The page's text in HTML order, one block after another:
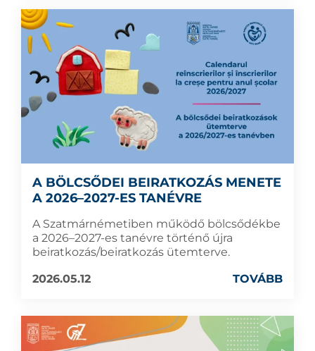
A BÖLCSŐDEI BEIRATKOZÁS MENETE
A 2026–2027-ES TANÉVRE
A Szatmárnémetiben működő bölcsődékbe
a 2026–2027-es tanévre történő újra
beiratkozás/beiratkozás ütemterve.
2026.05.12
TOVÁBB